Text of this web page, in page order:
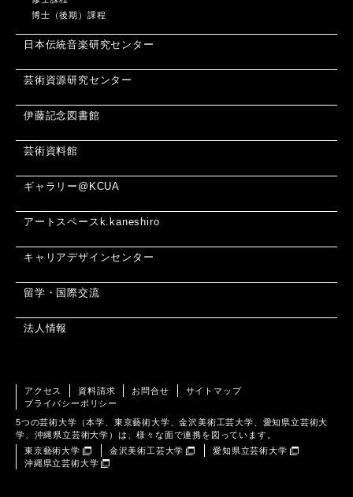
博士（後期）課程
日本伝統音楽研究センター
芸術資源研究センター
伊藤記念図書館
芸術資料館
ギャラリー@KCUA
アートスペースk.kaneshiro
キャリアデザインセンター
留学・国際交流
法人情報
アクセス 資料請求 お問合せ
サイトマップ
プライバシーポリシー
5つの芸術大学（本学、東京藝術大学、金沢美術工芸大学、愛知県立芸術大
学、沖縄県立芸術大学）は、様々な面で連携を図っています。
東京藝術大学
金沢美術工芸大学
愛知県立芸術大学
沖縄県立芸術大学